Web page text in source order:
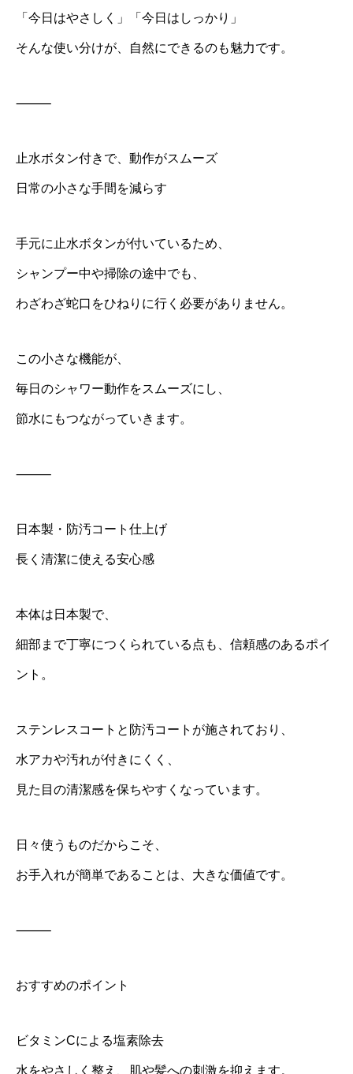
「今日はやさしく」「今日はしっかり」
そんな使い分けが、自然にできるのも魅力です。
⸻
止水ボタン付きで、動作がスムーズ
日常の小さな手間を減らす
手元に止水ボタンが付いているため、
シャンプー中や掃除の途中でも、
わざわざ蛇口をひねりに行く必要がありません。
この小さな機能が、
毎日のシャワー動作をスムーズにし、
節水にもつながっていきます。
⸻
日本製・防汚コート仕上げ
長く清潔に使える安心感
本体は日本製で、
細部まで丁寧につくられている点も、信頼感のあるポイ
ント。
ステンレスコートと防汚コートが施されており、
水アカや汚れが付きにくく、
見た目の清潔感を保ちやすくなっています。
日々使うものだからこそ、
お手入れが簡単であることは、大きな価値です。
⸻
おすすめのポイント
ビタミンCによる塩素除去
水をやさしく整え、肌や髪への刺激を抑えます。